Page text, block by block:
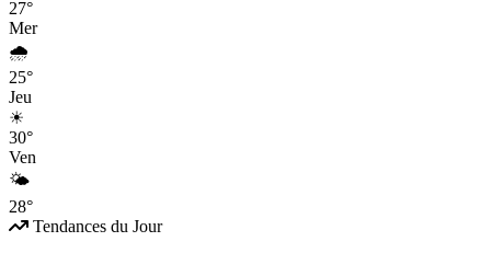
27°
Mer
🌧
25°
Jeu
☀
30°
Ven
🌤
28°
Tendances du Jour